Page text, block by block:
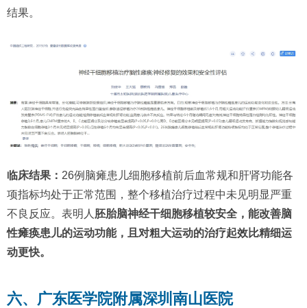
结果。
临床结果： 26例脑瘫患儿细胞移植前后血常规和肝肾功能各
项指标均处于正常范围，整个移植治疗过程中未见明显严重
不良反应。表明人 胚胎脑神经干细胞移植较安全，能改善脑
性瘫痪患儿的运动功能，且对粗大运动的治疗起效比精细运
动更快。
六、广东医学院附属深圳南山医院